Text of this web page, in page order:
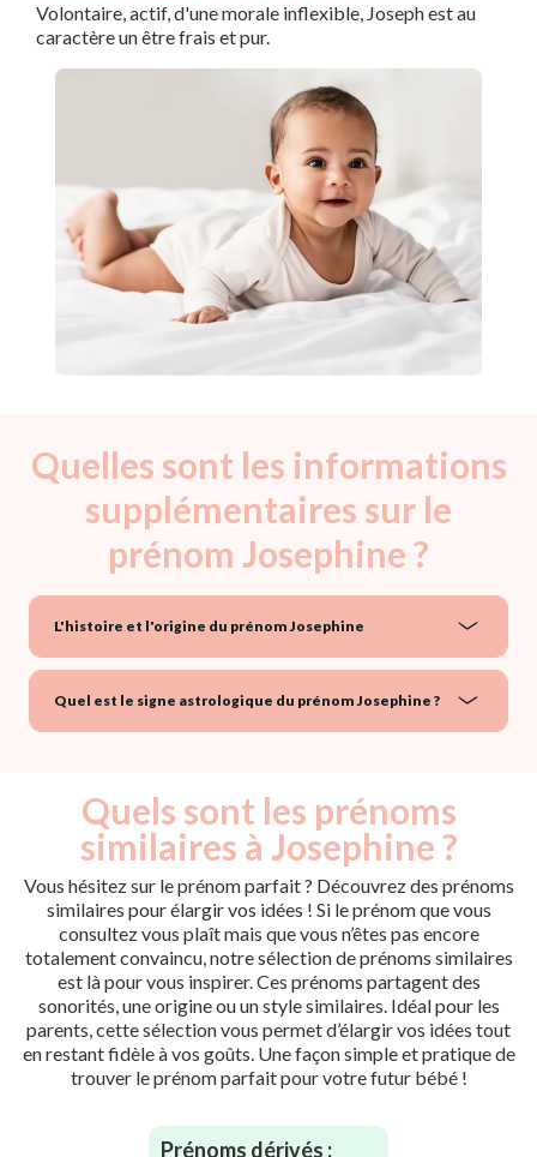
Volontaire, actif, d'une morale inflexible, Joseph est au
caractère un être frais et pur.
Quelles sont les informations
supplémentaires sur le
prénom Josephine ?
L'histoire et l'origine du prénom Josephine
Quel est le signe astrologique du prénom Josephine ?
Quels sont les prénoms
similaires à Josephine ?
Vous hésitez sur le prénom parfait ? Découvrez des prénoms
similaires pour élargir vos idées ! Si le prénom que vous
consultez vous plaît mais que vous n’êtes pas encore
totalement convaincu, notre sélection de prénoms similaires
est là pour vous inspirer. Ces prénoms partagent des
sonorités, une origine ou un style similaires. Idéal pour les
parents, cette sélection vous permet d’élargir vos idées tout
en restant fidèle à vos goûts. Une façon simple et pratique de
trouver le prénom parfait pour votre futur bébé !
Prénoms dérivés :